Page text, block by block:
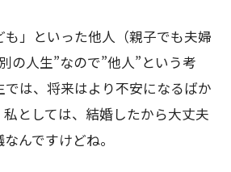
も」といった他人（親子でも夫婦
の人生”なので”他人”という考
では、将来はより不安になるばか
としては、結婚したから大丈夫
んですけどね。